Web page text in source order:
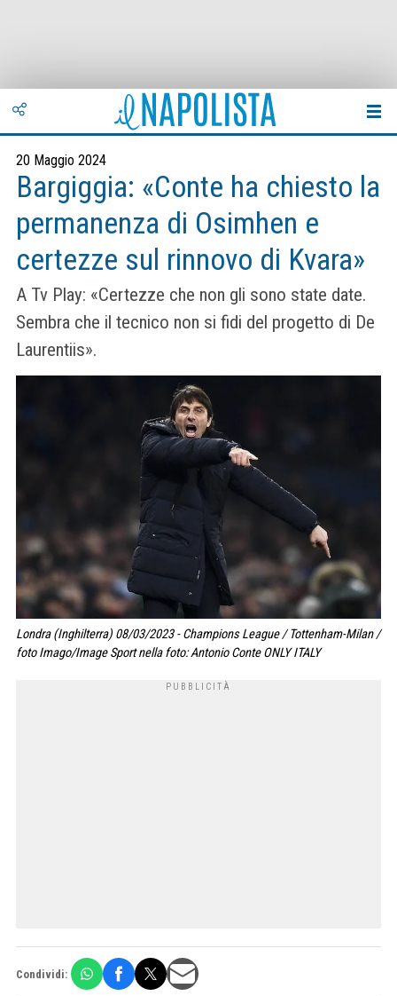
20 Maggio 2024
Bargiggia: «Conte ha chiesto la
permanenza di Osimhen e
certezze sul rinnovo di Kvara»
A Tv Play: «Certezze che non gli sono state date.
Sembra che il tecnico non si fidi del progetto di De
Laurentiis».
Londra (Inghilterra) 08/03/2023 - Champions League / Tottenham-Milan /
foto Imago/Image Sport nella foto: Antonio Conte ONLY ITALY
Condividi: